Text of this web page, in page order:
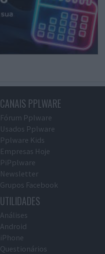
CANAIS PPLWARE
Fórum Pplware
Usados Pplware
Pplware Kids
Empresas Hoje
PiPplware
Newsletter
Grupos Facebook
UTILIDADES
Análises
Android
iPhone
Questionários